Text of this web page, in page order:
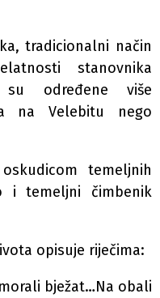
tradicionalni način
stanovnika
su određene više
na Velebitu nego
temeljnih
i temeljni čimbenik
opisuje riječima:
bježat…Na obali